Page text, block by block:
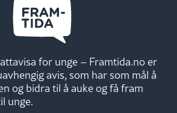
for unge – Framtida.no er
avis, som har som mål å
og bidra til å auke og få fram
unge.